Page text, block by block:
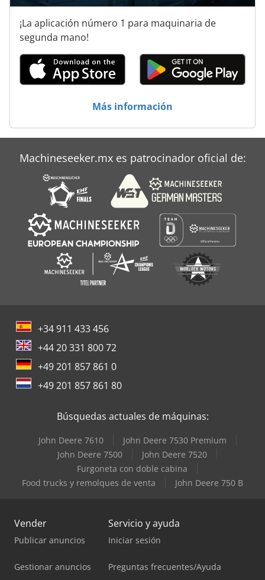
Tiendas Ventas
Transportador De
Transporte De
Áreas De Aplicación
¡La aplicación número 1 para maquinaria de
segunda mano!
Más información
Machineseeker.mx es patrocinador oficial de:
+34 911 433 456
+44 20 331 800 72
+49 201 857 861 0
+49 201 857 861 80
Búsquedas actuales de máquinas:
John Deere 7610
John Deere 7530 Premium
John Deere 7500
John Deere 7520
Furgoneta con doble cabina
Food trucks y remolques de venta
John Deere 750 B
Vender
Publicar anuncios
Gestionar anuncios
Servicio y ayuda
Iniciar sesión
Preguntas frecuentes/Ayuda